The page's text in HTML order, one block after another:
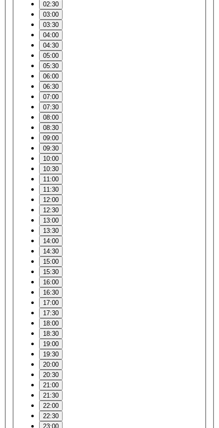
02:30
03:00
03:30
04:00
04:30
05:00
05:30
06:00
06:30
07:00
07:30
08:00
08:30
09:00
09:30
10:00
10:30
11:00
11:30
12:00
12:30
13:00
13:30
14:00
14:30
15:00
15:30
16:00
16:30
17:00
17:30
18:00
18:30
19:00
19:30
20:00
20:30
21:00
21:30
22:00
22:30
23:00